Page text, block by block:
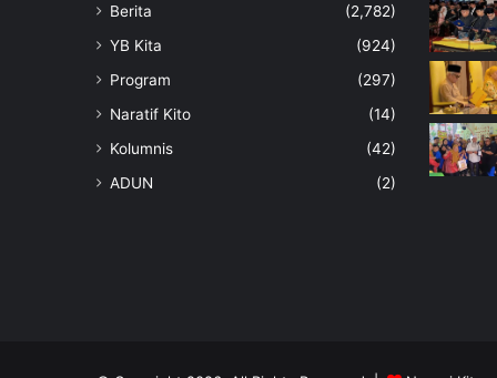
Berita
(2,782)
YB Kita
(924)
Program
(297)
Naratif Kito
(14)
Kolumnis
(42)
ADUN
(2)